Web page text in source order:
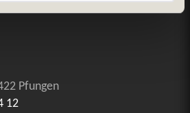
Pfungen
12